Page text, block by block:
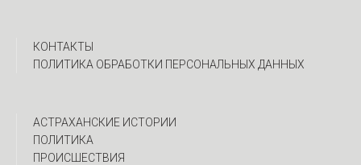
КОНТАКТЫ
ПОЛИТИКА ОБРАБОТКИ ПЕРСОНАЛЬНЫХ ДАННЫХ
АСТРАХАНСКИЕ ИСТОРИИ
ПОЛИТИКА
ПРОИСШЕСТВИЯ